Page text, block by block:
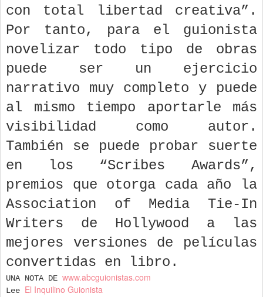
con total libertad creativa”.
Por tanto, para el guionista
novelizar todo tipo de obras
puede ser un ejercicio
narrativo muy completo y puede
al mismo tiempo aportarle más
visibilidad como autor.
También se puede probar suerte
en los “Scribes Awards”,
premios que otorga cada año la
Association of Media Tie-In
Writers de Hollywood a las
mejores versiones de películas
convertidas en libro.
UNA NOTA DE www.abcguionistas.com
Lee El Inquilino Guionista